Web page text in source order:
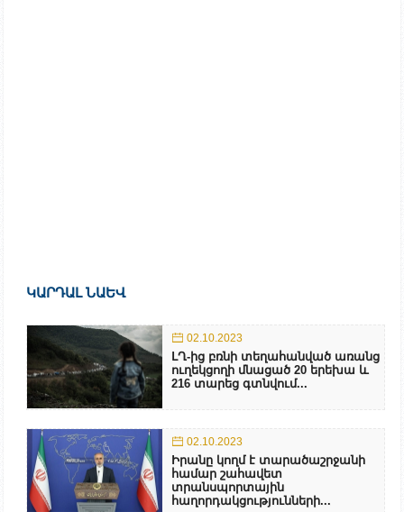
ԿԱՐԴԱԼ ՆԱԵՎ
02.10.2023
ԼՂ-ից բռնի տեղահանված առանց
ուղեկցողի մնացած 20 երեխա և
216 տարեց գտնվում...
02.10.2023
Իրանը կողմ է տարածաշրջանի
համար շահավետ
տրանսպորտային
հաղորդակցությունների...